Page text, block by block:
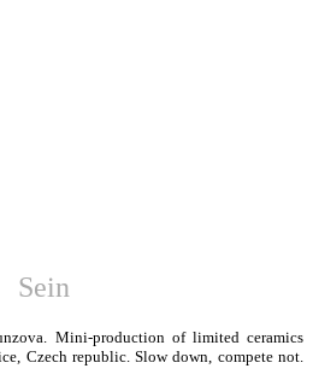
Sein
Mini-production of limited ceramics
Czech republic. Slow down, compete not.